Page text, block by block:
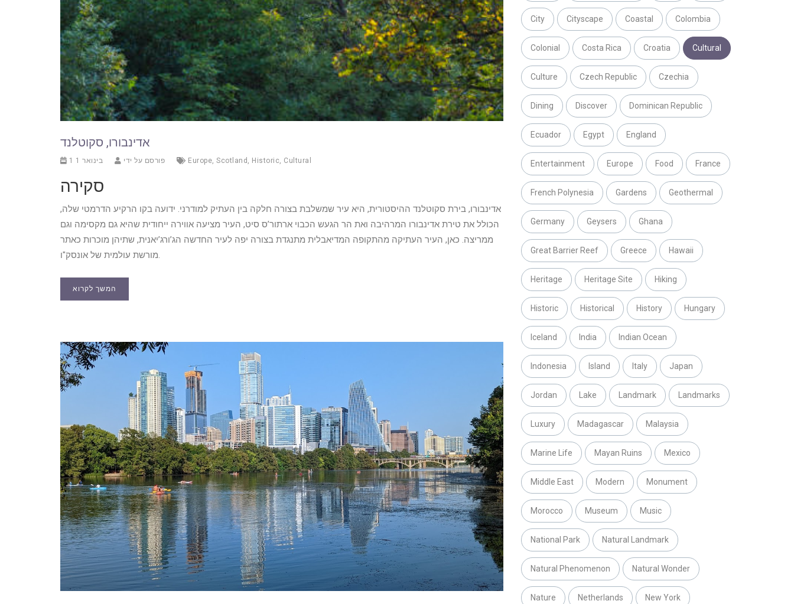
אדינבורו, סקוטלנד
1 בינואר 1 פורסם על ידי Europe, Scotland , Historic, Cultural
סקירה
אדינבורו, בירת סקוטלנד ההיסטורית, היא עיר שמשלבת בצורה חלקה בין העתיק למודרני. ידועה בקו הרקיע הדרמטי שלה,
הכולל את טירת אדינבורו המרהיבה ואת הר הגעש הכבוי ארתור’ס סיט, העיר מציעה אווירה ייחודית שהיא גם מקסימה וגם
ממריצה. כאן, העיר העתיקה מהתקופה המדיאבלית מתנגדת בצורה יפה לעיר החדשה הג’ורג’יאנית, שתיהן מוכרות כאתר
מורשת עולמית של אונסק"ו.
המשך לקרוא
City Cityscape Coastal Colombia
Colonial Costa Rica Croatia Cultural
Culture Czech Republic Czechia
Dining Discover Dominican Republic
Ecuador Egypt England
Entertainment Europe Food France
French Polynesia Gardens Geothermal
Germany Geysers Ghana
Great Barrier Reef Greece Hawaii
Heritage Heritage Site Hiking
Historic Historical History Hungary
Iceland India Indian Ocean
Indonesia Island Italy Japan
Jordan Lake Landmark Landmarks
Luxury Madagascar Malaysia
Marine Life Mayan Ruins Mexico
Middle East Modern Monument
Morocco Museum Music
National Park Natural Landmark
Natural Phenomenon Natural Wonder
Nature Netherlands New York